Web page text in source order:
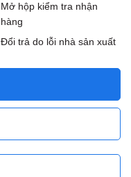
Mở hộp kiểm tra nhận
hàng
Đổi trả do lỗi nhà sản xuất